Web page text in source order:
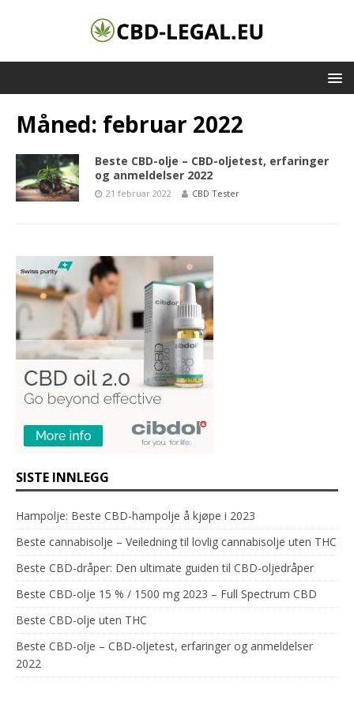
Måned: februar 2022
Beste CBD-olje – CBD-oljetest, erfaringer
og anmeldelser 2022
21 februar 2022 CBD Tester
SISTE INNLEGG
Hampolje: Beste CBD-hampolje å kjøpe i 2023
Beste cannabisolje – Veiledning til lovlig cannabisolje uten THC
Beste CBD-dråper: Den ultimate guiden til CBD-oljedråper
Beste CBD-olje 15 % / 1500 mg 2023 – Full Spectrum CBD
Beste CBD-olje uten THC
Beste CBD-olje – CBD-oljetest, erfaringer og anmeldelser
2022